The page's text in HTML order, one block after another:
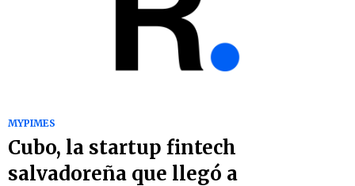
MYPIMES
Cubo, la startup fintech
salvadoreña que llegó a